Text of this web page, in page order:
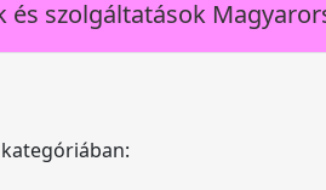
és szolgáltatások